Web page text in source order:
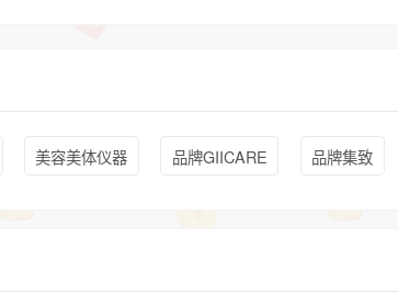
美容美体仪器 品牌GIICARE 品牌集致